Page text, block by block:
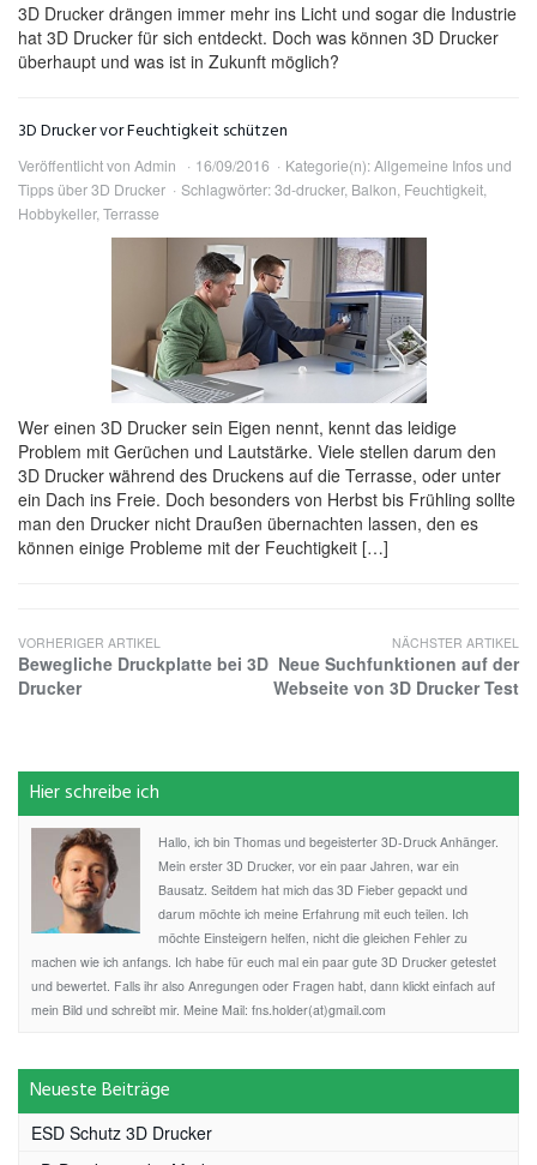
3D Drucker drängen immer mehr ins Licht und sogar die Industrie
hat 3D Drucker für sich entdeckt. Doch was können 3D Drucker
überhaupt und was ist in Zukunft möglich?
3D Drucker vor Feuchtigkeit schützen
Veröffentlicht von Admin 16/09/2016 Kategorie(n):Allgemeine Infos und
Tipps über 3D Drucker
Schlagwörter:3d-drucker, Balkon, Feuchtigkeit,
Hobbykeller, Terrasse
Wer einen 3D Drucker sein Eigen nennt, kennt das leidige
Problem mit Gerüchen und Lautstärke. Viele stellen darum den
3D Drucker während des Druckens auf die Terrasse, oder unter
ein Dach ins Freie. Doch besonders von Herbst bis Frühling sollte
man den Drucker nicht Draußen übernachten lassen, den es
können einige Probleme mit der Feuchtigkeit […]
VORHERIGER ARTIKEL
Bewegliche Druckplatte bei 3D
Drucker
NÄCHSTER ARTIKEL
Neue Suchfunktionen auf der
Webseite von 3D Drucker Test
Hier schreibe ich
Hallo, ich bin Thomas und begeisterter 3D-Druck Anhänger.
Mein erster 3D Drucker, vor ein paar Jahren, war ein
Bausatz. Seitdem hat mich das 3D Fieber gepackt und
darum möchte ich meine Erfahrung mit euch teilen. Ich
möchte Einsteigern helfen, nicht die gleichen Fehler zu
machen wie ich anfangs. Ich habe für euch mal ein paar gute 3D Drucker getestet
und bewertet. Falls ihr also Anregungen oder Fragen habt, dann klickt einfach auf
mein Bild und schreibt mir. Meine Mail: fns.holder(at)gmail.com
Neueste Beiträge
ESD Schutz 3D Drucker